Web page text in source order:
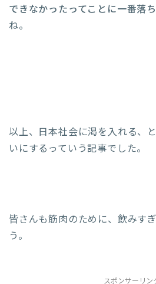
できなかったってことに一番落
ね。
以上、日本社会に渇を入れる、
いにするっていう記事でした。
皆さんも筋肉のために、飲みす
う。
スポンサーリン